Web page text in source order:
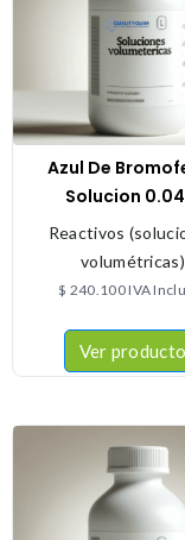
Azul De
Solucion
Reactivos
volumétricas)
$ 240.100IVA
Ver producto